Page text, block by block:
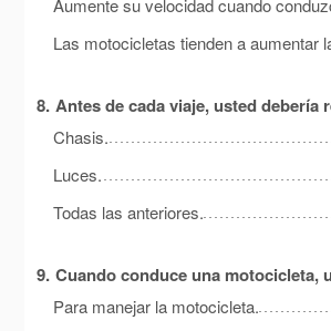
Aumente su velocidad cuando
Las motocicletas tienden a aumentar
8. Antes de cada viaje, usted debería
Chasis.
Luces.
Todas las anteriores.
9. Cuando conduce una motocicleta,
Para manejar la motocicleta.